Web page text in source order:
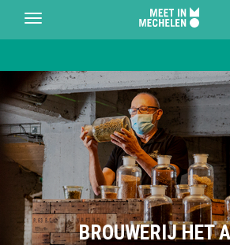
Toggle
navigation
Meet
in
Mechelen
BROUWERIJ HET